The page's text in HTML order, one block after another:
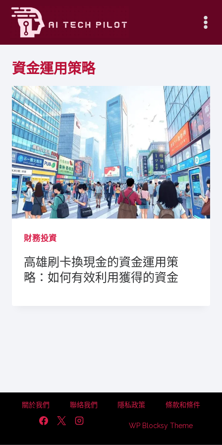
Skip
content
資金運用策略
財務投資
高雄刷卡換現金的資金運用策
略：如何有效利用獲得的資金
關於我們 聯絡我們 隱私政策 條款和條件
WP Blocksy Theme